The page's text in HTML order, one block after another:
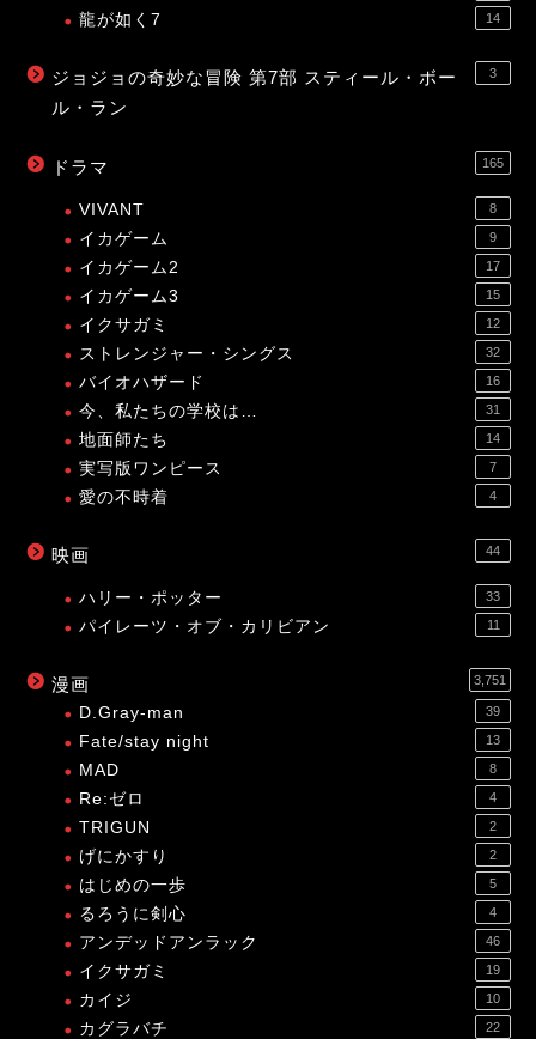
龍が如く7 14
ジョジョの奇妙な冒険 第7部 スティール・ボー
ル・ラン
3
ドラマ 165
VIVANT 8
イカゲーム 9
イカゲーム2 17
イカゲーム3 15
イクサガミ 12
ストレンジャー・シングス 32
バイオハザード 16
今、私たちの学校は… 31
地面師たち 14
実写版ワンピース 7
愛の不時着 4
映画 44
ハリー・ポッター 33
パイレーツ・オブ・カリビアン 11
漫画 3,751
D.Gray-man 39
Fate/stay night 13
MAD 8
Re:ゼロ 4
TRIGUN 2
げにかすり 2
はじめの一歩 5
るろうに剣心 4
アンデッドアンラック 46
イクサガミ 19
カイジ 10
カグラバチ 22